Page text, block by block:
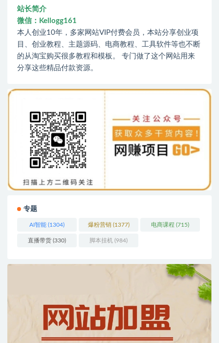
站长简介
微信：Kellogg161
本人创业10年，多家网站VIP付费会员，本站分享创业项
目、创业教程、主题源码、电商教程、工具软件等也不断
的从淘宝购买很多教程和模板。 专门做了这个网站用来
分享这些精品付款资源。
专题
AI智能 (1304) 爆粉营销(1377) 电商课程 (715)
直播带货 (330) 脚本挂机 (984)